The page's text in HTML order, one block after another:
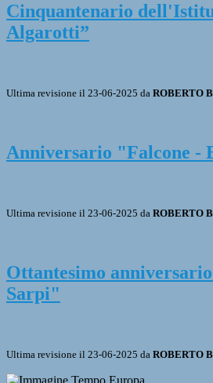
Cinquantenario
Algarotti”
Ultima revisione il 23-06-2025 da ROBERTO
Anniversario "Falcone -
Ultima revisione il 23-06-2025 da ROBERTO
Ottantesimo
Sarpi"
Ultima revisione il 23-06-2025 da ROBERTO